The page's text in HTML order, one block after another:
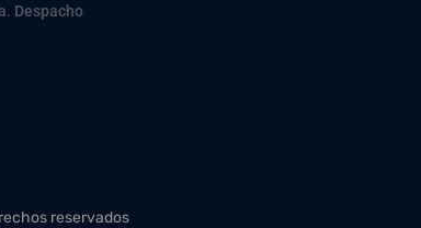
Despacho
reservados